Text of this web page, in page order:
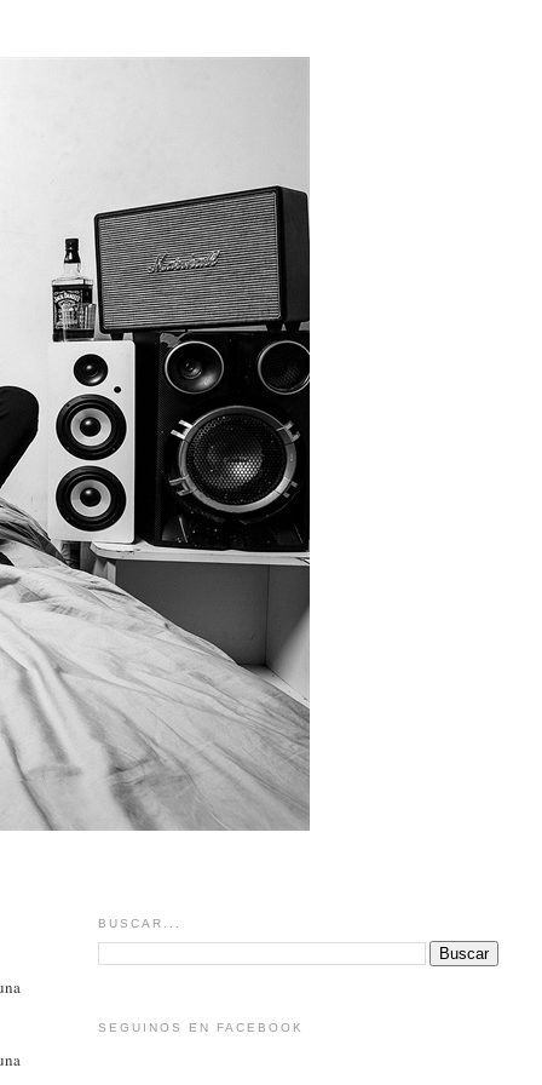
BUSCAR...
SEGUINOS EN FACEBOOK